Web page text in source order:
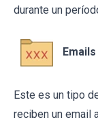
durante un
Este es un tipo
reciben un email